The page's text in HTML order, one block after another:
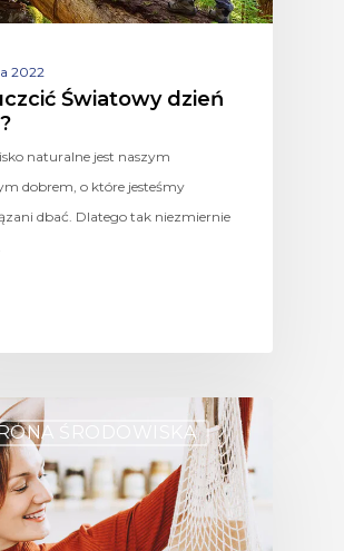
2022
Światowy dzień
naturalne jest naszym
dobrem, o które jesteśmy
dbać. Dlatego tak niezmiernie
ŚRODOWISKA